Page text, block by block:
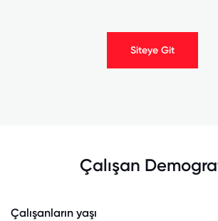
Siteye Git
Çalışan
Çalışanların yaşı